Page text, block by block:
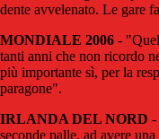
dente avvelenato. Le gare
MONDIALE 2006 -
tanti anni che non ricordo
più importante sì, per la
paragone".
IRLANDA DEL NORD -
seconde palle, ad avere